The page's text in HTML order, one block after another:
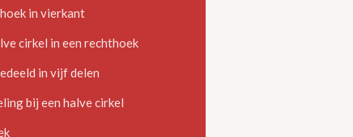
in vierkant
cirkel in een rechthoek
in vijf delen
bij een halve cirkel